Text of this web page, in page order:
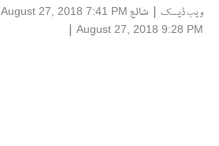
ویب ڈیسک | شائع August 27, 2018 7:41 PM
August 27, 2018 9:28 PM
|